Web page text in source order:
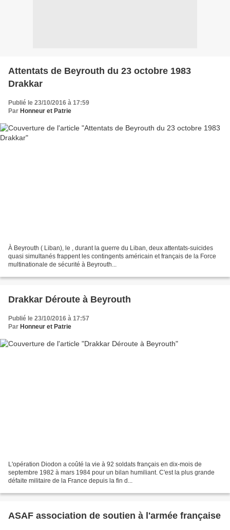
Attentats de Beyrouth du 23 octobre 1983
Drakkar
Publié le 23/10/2016 à 17:59
Par Honneur et Patrie
À Beyrouth ( Liban), le , durant la guerre du Liban, deux attentats-suicides
quasi simultanés frappent les contingents américain et français de la Force
multinationale de sécurité à Beyrouth...
Drakkar Déroute à Beyrouth
Publié le 23/10/2016 à 17:57
Par Honneur et Patrie
L'opération Diodon a coûté la vie à 92 soldats français en dix-mois de
septembre 1982 à mars 1984 pour un bilan humiliant. C'est la plus grande
défaite militaire de la France depuis la fin d...
ASAF association de soutien à l'armée française